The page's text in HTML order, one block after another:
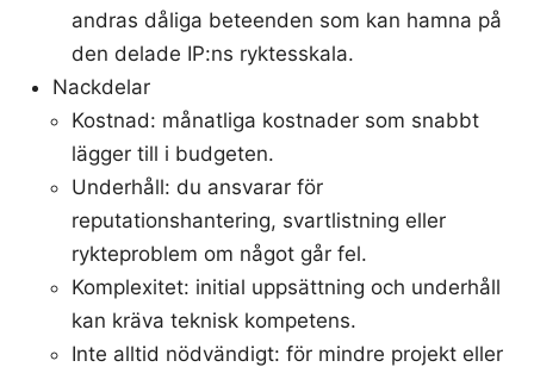
andras dåliga beteenden som kan hamna på
den delade IP:ns ryktesskala.
Nackdelar
Kostnad: månatliga kostnader som snabbt
lägger till i budgeten.
Underhåll: du ansvarar för
reputationshantering, svartlistning eller
rykteproblem om något går fel.
Komplexitet: initial uppsättning och underhåll
kan kräva teknisk kompetens.
Inte alltid nödvändigt: för mindre projekt eller